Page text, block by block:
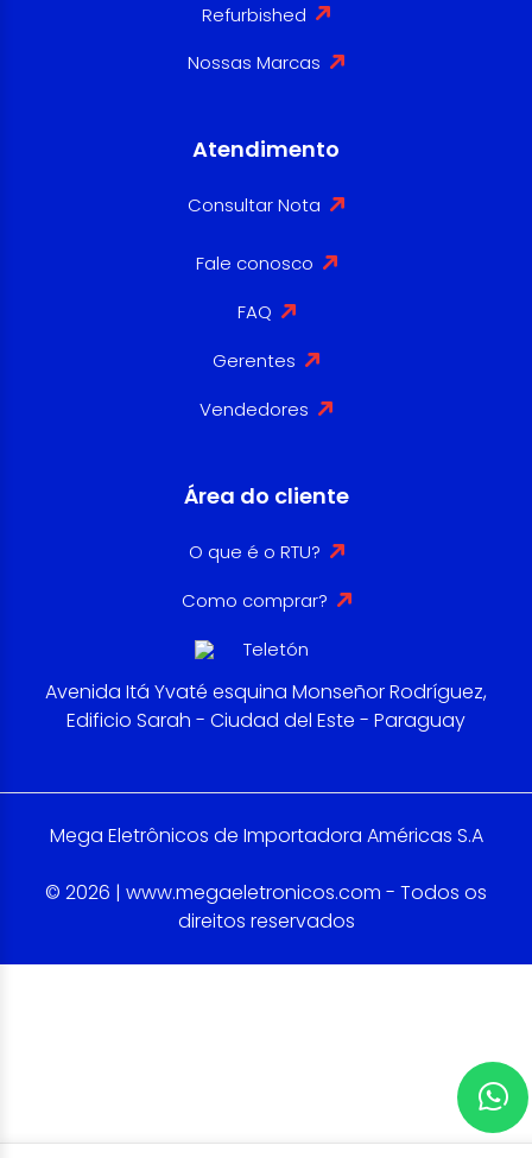
Refurbished
Nossas Marcas
Atendimento
Consultar Nota
Fale conosco
FAQ
Gerentes
Vendedores
Área do cliente
O que é o RTU?
Como comprar?
Avenida Itá Yvaté esquina Monseñor Rodríguez,
Edificio Sarah - Ciudad del Este - Paraguay
Mega Eletrônicos de Importadora Américas S.A
© 2026 | www.megaeletronicos.com - Todos os
direitos reservados